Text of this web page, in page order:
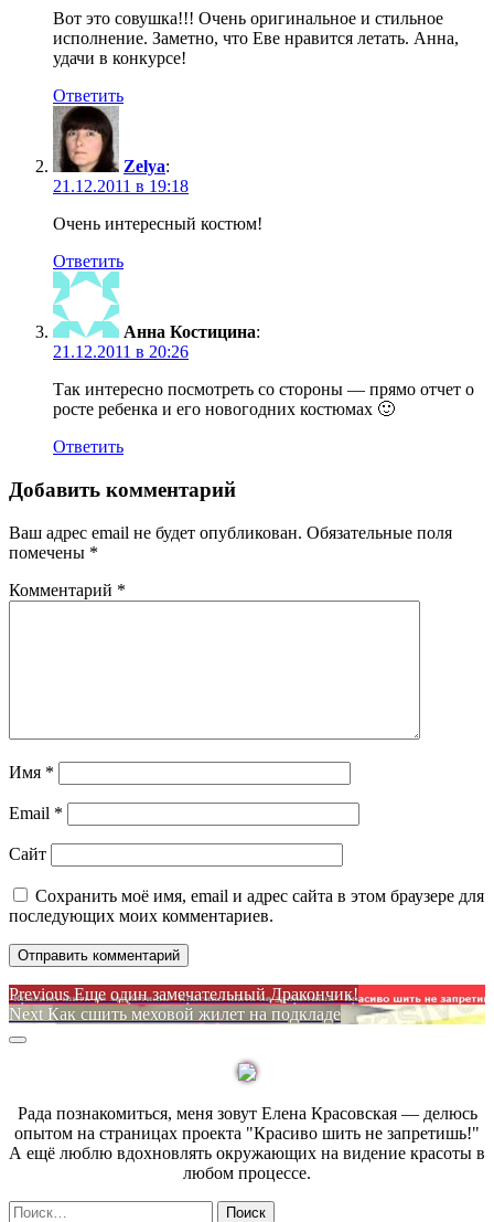
Вот это совушка!!! Очень оригинальное и стильное
исполнение. Заметно, что Еве нравится летать. Анна,
удачи в конкурсе!
Ответить
Zelya:
21.12.2011 в 19:18
Очень интересный костюм!
Ответить
Анна Костицина:
21.12.2011 в 20:26
Так интересно посмотреть со стороны — прямо отчет о
росте ребенка и его новогодних костюмах 🙂
Ответить
Добавить комментарий
Ваш адрес email не будет опубликован. Обязательные поля
помечены *
Комментарий *
Имя *
Email *
Сайт
Сохранить моё имя, email и адрес сайта в этом браузере для
последующих моих комментариев.
Навигация
по
PreviousPrevious
post:
Еще один замечательный Дракончик!
Next Next
Как сшить меховой жилет на подкладе
Sidebar
Рада познакомиться, меня зовут Елена Красовская — делюсь
опытом на страницах проекта "Красиво шить не запретишь!"
А ещё люблю вдохновлять окружающих на видение красоты в
любом процессе.
Найти: